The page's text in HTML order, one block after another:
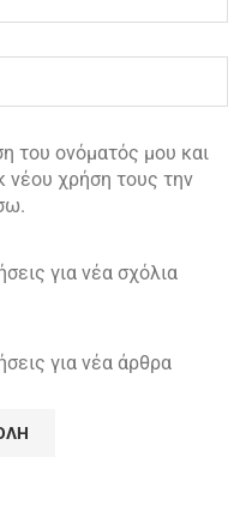
του ονόματός μου και
νέου χρήση τους την
για νέα σχόλια
για νέα άρθρα